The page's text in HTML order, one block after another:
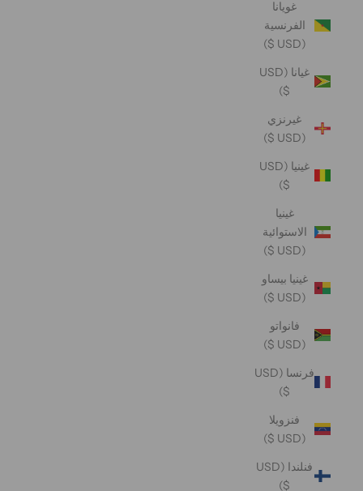
غويانا
الفرنسية
(USD $)
غيانا (USD
$)
غيرنزي
(USD $)
غينيا (USD
$)
غينيا
الاستوائية
(USD $)
غينيا بيساو
(USD $)
فانواتو
(USD $)
فرنسا (USD
$)
فنزويلا
(USD $)
فنلندا (USD
$)